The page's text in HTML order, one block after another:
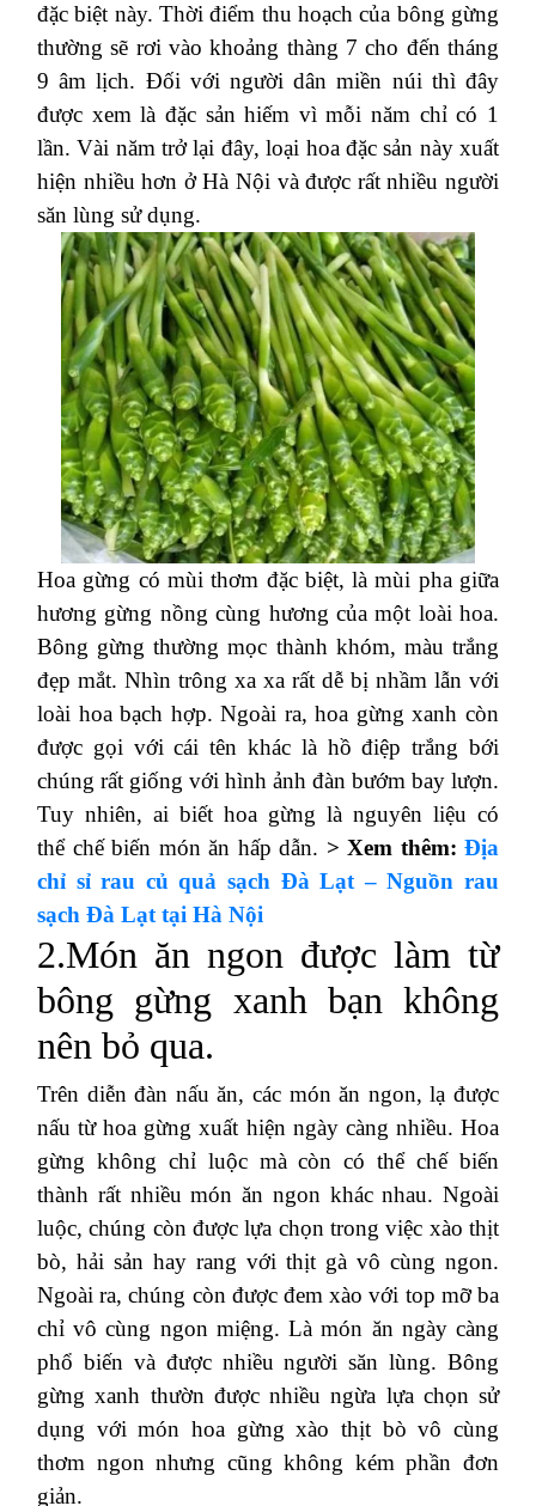
đặc biệt này. Thời điểm thu hoạch của bông gừng
thường sẽ rơi vào khoảng thàng 7 cho đến tháng
9 âm lịch. Đối với người dân miền núi thì đây
được xem là đặc sản hiếm vì mỗi năm chỉ có 1
lần. Vài năm trở lại đây, loại hoa đặc sản này xuất
hiện nhiều hơn ở Hà Nội và được rất nhiều người
săn lùng sử dụng.
Hoa gừng có mùi thơm đặc biệt, là mùi pha giữa
hương gừng nồng cùng hương của một loài hoa.
Bông gừng thường mọc thành khóm, màu trắng
đẹp mắt. Nhìn trông xa xa rất dễ bị nhầm lẫn với
loài hoa bạch hợp. Ngoài ra, hoa gừng xanh còn
được gọi với cái tên khác là hồ điệp trắng bới
chúng rất giống với hình ảnh đàn bướm bay lượn.
Tuy nhiên, ai biết hoa gừng là nguyên liệu có
thể chế biến món ăn hấp dẫn. > Xem thêm: Địa
chỉ sỉ rau củ quả sạch Đà Lạt – Nguồn rau
sạch Đà Lạt tại Hà Nội
2.Món ăn ngon được làm từ
bông gừng xanh bạn không
nên bỏ qua.
Trên diễn đàn nấu ăn, các món ăn ngon, lạ được
nấu từ hoa gừng xuất hiện ngày càng nhiều. Hoa
gừng không chỉ luộc mà còn có thể chế biến
thành rất nhiều món ăn ngon khác nhau. Ngoài
luộc, chúng còn được lựa chọn trong việc xào thịt
bò, hải sản hay rang với thịt gà vô cùng ngon.
Ngoài ra, chúng còn được đem xào với top mỡ ba
chỉ vô cùng ngon miệng. Là món ăn ngày càng
phổ biến và được nhiều người săn lùng. Bông
gừng xanh thườn được nhiều ngừa lựa chọn sử
dụng với món hoa gừng xào thịt bò vô cùng
thơm ngon nhưng cũng không kém phần đơn
giản.